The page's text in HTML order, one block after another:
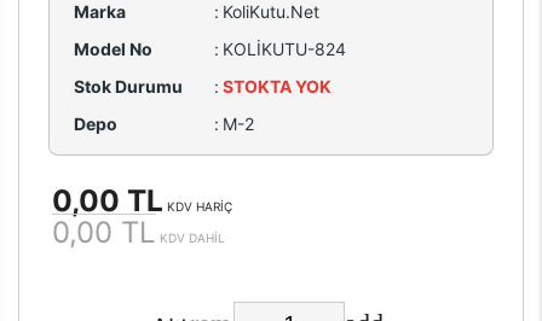
Marka
: KoliKutu.Net
Model No
: KOLİKUTU-824
Stok Durumu
: STOKTA YOK
Depo
: M-2
0,00 TL KDV HARİÇ
0,00 TL KDV DAHİL